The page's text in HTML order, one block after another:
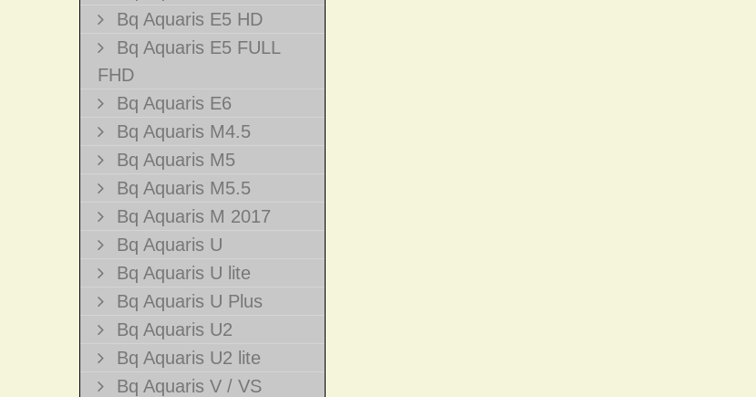
Bq Aquaris E5 HD
Bq Aquaris E5 FULL
FHD
Bq Aquaris E6
Bq Aquaris M4.5
Bq Aquaris M5
Bq Aquaris M5.5
Bq Aquaris M 2017
Bq Aquaris U
Bq Aquaris U lite
Bq Aquaris U Plus
Bq Aquaris U2
Bq Aquaris U2 lite
Bq Aquaris V / VS